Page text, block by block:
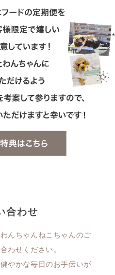
合わせ
んちゃんねこちゃんのご
わせください。
やかな毎日のお手伝いが